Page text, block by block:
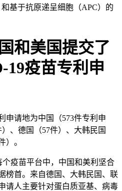
基于抗原递呈细胞（APC）的
和美国提交了
19疫苗专利申
申请地为中国（573件专利申
、德国（57件）、大韩民国
）。
疫苗平台中，中国和美利坚合
榜首。来自德国、大韩民国、联
请人主要针对蛋白质亚基、病毒